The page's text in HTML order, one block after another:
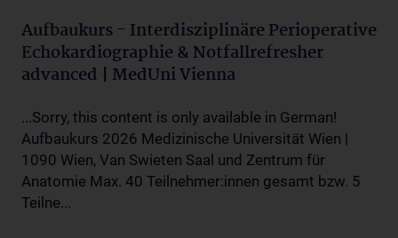
Aufbaukurs - Interdisziplinäre Perioperative
Echokardiographie & Notfallrefresher
advanced | MedUni Vienna
...Sorry, this content is only available in German!
Aufbaukurs 2026 Medizinische Universität Wien |
1090 Wien, Van Swieten Saal und Zentrum für
Anatomie Max. 40 Teilnehmer:innen gesamt bzw. 5
Teilne...